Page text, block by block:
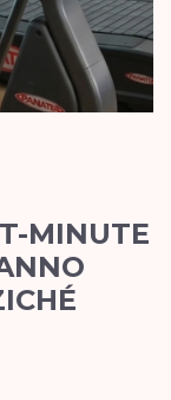
MINUTE